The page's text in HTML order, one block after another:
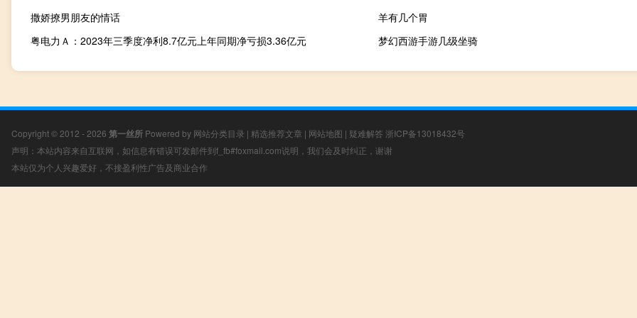
撒娇撩男朋友的情话
羊有几个胃
粤电力Ａ：2023年三季度净利8.7亿元上年同期净亏损3.36亿元
梦幻西游手游几级坐骑
Copyright © 2012 - 2026 第一丝所 Powered by 网站分类目录 | 精选推荐文章 | 网站地图 | 疑难解答 浙ICP备13018432号
声明：本站内容来自互联网，如信息有错误可发邮件到f_fb#foxmail.com说明，我们会及时纠正，谢谢
本站仅为个人兴趣爱好，不接盈利性广告及商业合作